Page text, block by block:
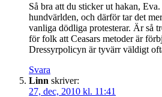
Så bra att du sticker ut hakan,
hundvärlden, och därför tar det
vanliga dödliga protesterar. Är så
för folk att Ceasars metoder är
Dressyrpolicyn är tyvärr väldigt
Svara
Linn skriver:
27, dec, 2010 kl. 11:41